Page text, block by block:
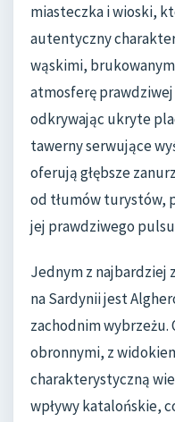
miasteczka i wioski,
autentyczny
wąskimi,
atmosferę prawdziwej
odkrywając ukryte
tawerny serwujące
oferują głębsze
od tłumów turystów,
jej prawdziwego
Jednym z najbardziej
na Sardynii jest
zachodnim
obronnymi, z
charakterystyczną
wpływy katalońskie,